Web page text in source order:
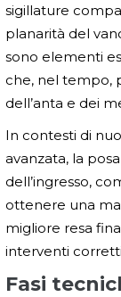
sigillature
planarità del
sono elementi
che, nel tempo,
dell’anta e dei
In contesti di
avanzata, la
dell’ingresso,
ottenere una
migliore resa
interventi
Fasi